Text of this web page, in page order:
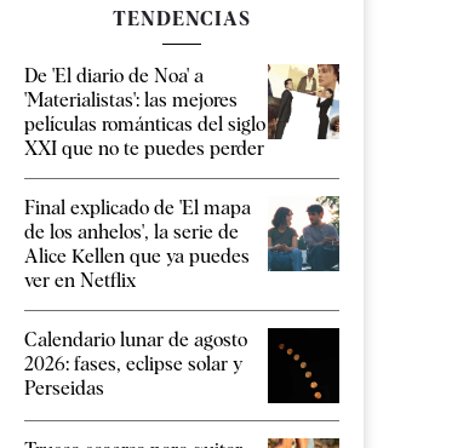
TENDENCIAS
De 'El diario de Noa' a
'Materialistas': las mejores
películas románticas del siglo
XXI que no te puedes perder
Final explicado de 'El mapa
de los anhelos', la serie de
Alice Kellen que ya puedes
ver en Netflix
Calendario lunar de agosto
2026: fases, eclipse solar y
Perseidas